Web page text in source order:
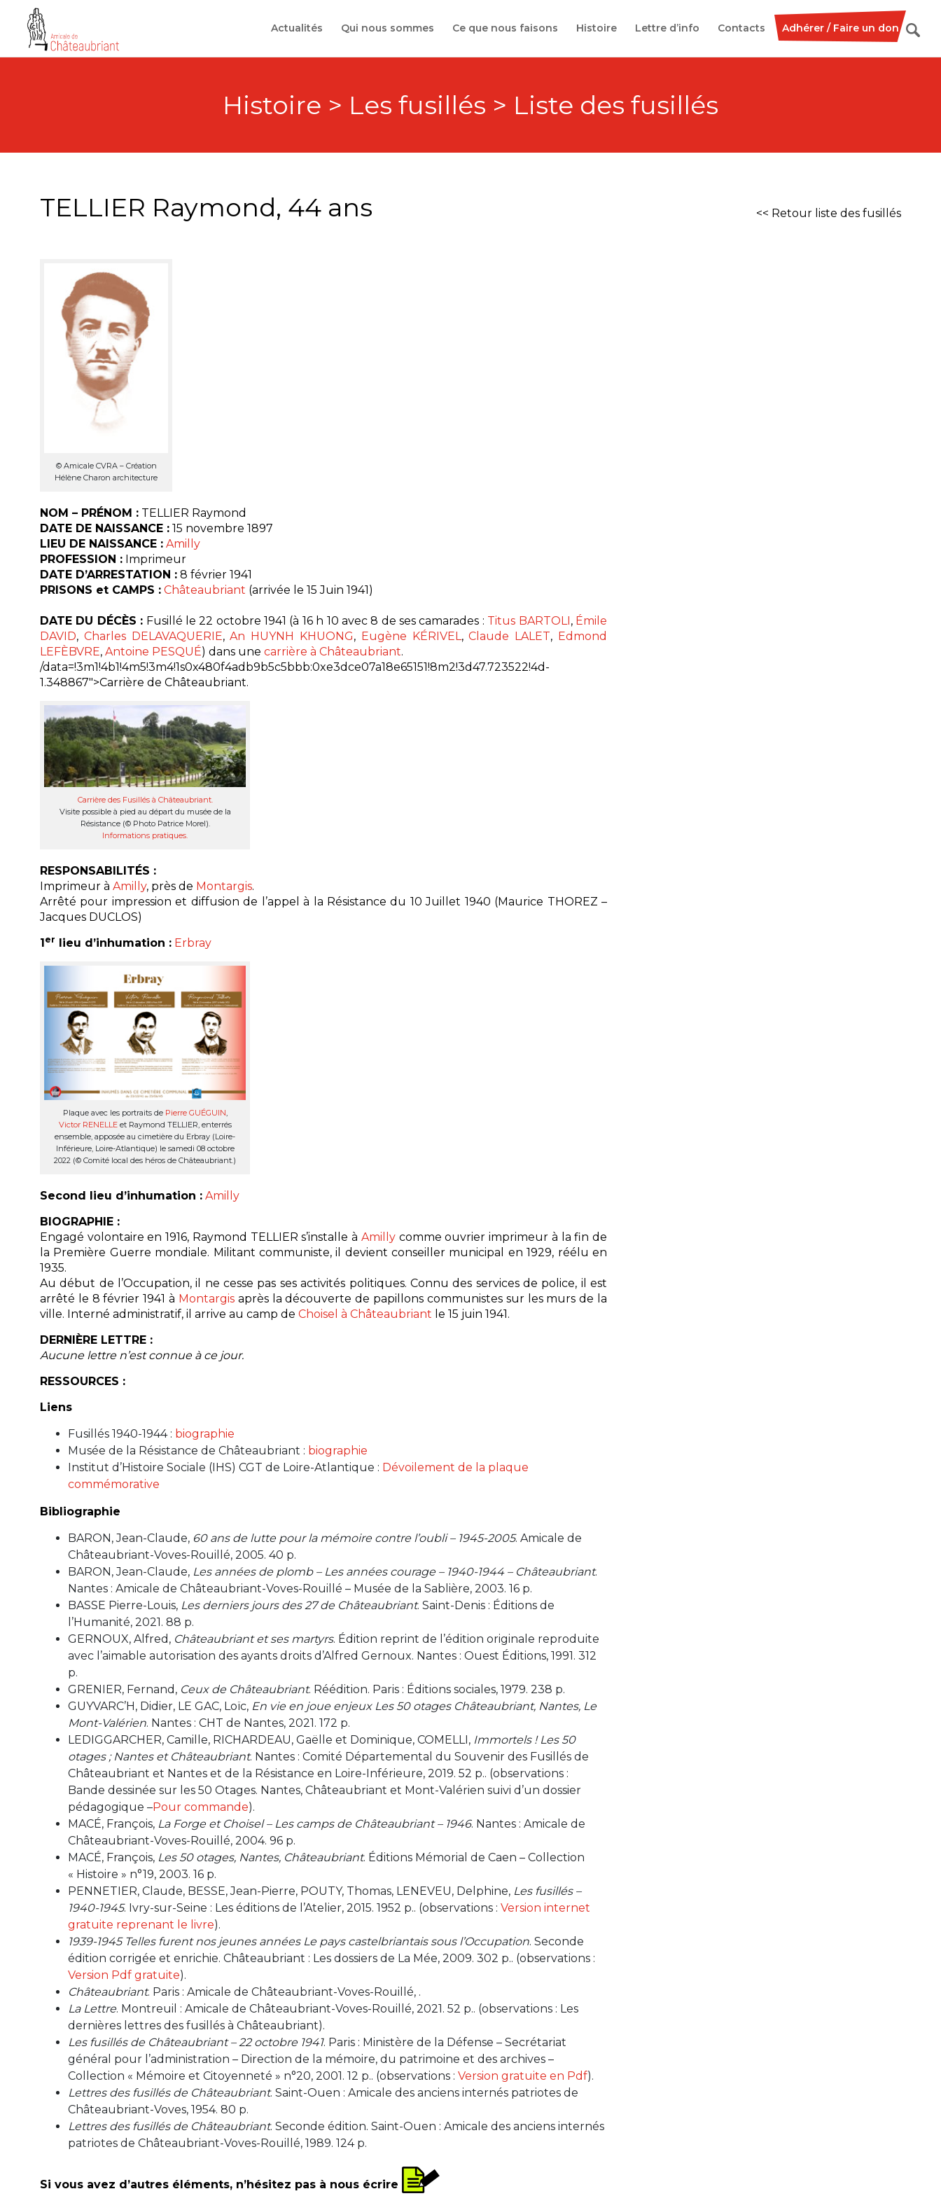
content
Actualités Qui nous sommes Ce que nous faisons Histoire Lettre d’info Contacts Adhérer / Faire un don
Histoire > Les fusillés > Liste des fusillés
TELLIER Raymond, 44 ans << Retour liste des fusillés
© Amicale CVRA – Création
Hélène Charon architecture
NOM – PRÉNOM : TELLIER Raymond
DATE DE NAISSANCE : 15 novembre 1897
LIEU DE NAISSANCE : Amilly
PROFESSION : Imprimeur
DATE D’ARRESTATION : 8 février 1941
PRISONS et CAMPS : Châteaubriant (arrivée le 15 Juin 1941)
DATE DU DÉCÈS : Fusillé le 22 octobre 1941 (à 16 h 10 avec 8 de ses camarades : Titus BARTOLI , Émile
DAVID, Charles DELAVAQUERIE,An HUYNH KHUONG, Eugène KÉRIVEL,Claude LALET, Edmond
LEFÈBVRE, Antoine PESQUÉ) dans une carrière à Châteaubriant.
/data=!3m1!4b1!4m5!3m4!1s0x480f4adb9b5c5bbb:0xe3dce07a18e65151!8m2!3d47.723522!4d-
1.348867″>Carrière de Châteaubriant.
Carrière des Fusillés à Châteaubriant.
Visite possible à pied au départ du musée de la
Résistance (© Photo Patrice Morel).
Informations pratiques.
RESPONSABILITÉS :
Imprimeur à Amilly, près de Montargis.
Arrêté pour impression et diffusion de l’appel à la Résistance du 10 Juillet 1940 (Maurice THOREZ –
Jacques DUCLOS)
1er lieu d’inhumation : Erbray
Plaque avec les portraits de Pierre GUÉGUIN
Victor RENELLEet Raymond TELLIER, enterrés
ensemble, apposée au cimetière du Erbray (Loire-
Inférieure, Loire-Atlantique) le samedi 08 octobre
2022 (© Comité local des héros de Châteaubriant.)
Second lieu d’inhumation : Amilly
BIOGRAPHIE :
Engagé volontaire en 1916, Raymond TELLIER s’installe à Amillycomme ouvrier imprimeur à la fin de
la Première Guerre mondiale. Militant communiste, il devient conseiller municipal en 1929, réélu en
1935.
Au début de l’Occupation, il ne cesse pas ses activités politiques. Connu des services de police, il est
arrêté le 8 février 1941 à Montargisaprès la découverte de papillons communistes sur les murs de la
ville. Interné administratif, il arrive au camp de Choisel à Châteaubriant le 15 juin 1941.
DERNIÈRE LETTRE :
Aucune lettre n’est connue à ce jour.
RESSOURCES :
Liens
Fusillés 1940-1944: biographie
Musée de la Résistance de Châteaubriant : biographie
Institut d’Histoire Sociale (IHS) CGT de Loire-Atlantique : Dévoilement de la plaque
commémorative
Bibliographie
BARON, Jean-Claude, 60 ans de lutte pour la mémoire contre l’oubli – 1945-2005. Amicale de
Châteaubriant-Voves-Rouillé, 2005. 40 p.
BARON, Jean-Claude, Les années de plomb – Les années courage – 1940-1944 – Châteaubriant.
Nantes : Amicale de Châteaubriant-Voves-Rouillé – Musée de la Sablière, 2003. 16 p.
BASSE Pierre-Louis, Les derniers jours des 27 de Châteaubriant. Saint-Denis : Éditions de
l’Humanité, 2021. 88 p.
GERNOUX, Alfred, Châteaubriant et ses martyrs. Édition reprint de l’édition originale reproduite
avec l’aimable autorisation des ayants droits d’Alfred Gernoux. Nantes : Ouest Éditions, 1991. 312
p.
GRENIER, Fernand, Ceux de Châteaubriant. Réédition. Paris : Éditions sociales, 1979. 238 p.
GUYVARC’H, Didier, LE GAC, Loïc, En vie en joue enjeux Les 50 otages Châteaubriant, Nantes, Le
Mont-Valérien. Nantes : CHT de Nantes, 2021. 172 p.
LEDIGGARCHER, Camille, RICHARDEAU, Gaëlle et Dominique, COMELLI, Immortels ! Les 50
otages ; Nantes et Châteaubriant. Nantes : Comité Départemental du Souvenir des Fusillés de
Châteaubriant et Nantes et de la Résistance en Loire-Inférieure, 2019. 52 p.. (observations :
Bande dessinée sur les 50 Otages. Nantes, Châteaubriant et Mont-Valérien suivi d’un dossier
pédagogique –Pour commande).
MACÉ, François, La Forge et Choisel – Les camps de Châteaubriant – 1946. Nantes : Amicale de
Châteaubriant-Voves-Rouillé, 2004. 96 p.
MACÉ, François, Les 50 otages, Nantes, Châteaubriant. Éditions Mémorial de Caen – Collection
« Histoire » n°19, 2003. 16 p.
PENNETIER, Claude, BESSE, Jean-Pierre, POUTY, Thomas, LENEVEU, Delphine, Les fusillés –
1940-1945. Ivry-sur-Seine : Les éditions de l’Atelier, 2015. 1952 p.. (observations : Version internet
gratuite reprenant le livre).
1939-1945 Telles furent nos jeunes années Le pays castelbriantais sous l’Occupation. Seconde
édition corrigée et enrichie. Châteaubriant : Les dossiers de La Mée, 2009. 302 p.. (observations :
Version Pdf gratuite).
Châteaubriant. Paris : Amicale de Châteaubriant-Voves-Rouillé, .
La Lettre. Montreuil : Amicale de Châteaubriant-Voves-Rouillé, 2021. 52 p.. (observations : Les
dernières lettres des fusillés à Châteaubriant).
Les fusillés de Châteaubriant – 22 octobre 1941. Paris : Ministère de la Défense – Secrétariat
général pour l’administration – Direction de la mémoire, du patrimoine et des archives –
Collection « Mémoire et Citoyenneté » n°20, 2001. 12 p.. (observations : Version gratuite en Pdf).
Lettres des fusillés de Châteaubriant. Saint-Ouen : Amicale des anciens internés patriotes de
Châteaubriant-Voves, 1954. 80 p.
Lettres des fusillés de Châteaubriant. Seconde édition. Saint-Ouen : Amicale des anciens internés
patriotes de Châteaubriant-Voves-Rouillé, 1989. 124 p.
Si vous avez d’autres éléments, n’hésitez pas à nous écrire